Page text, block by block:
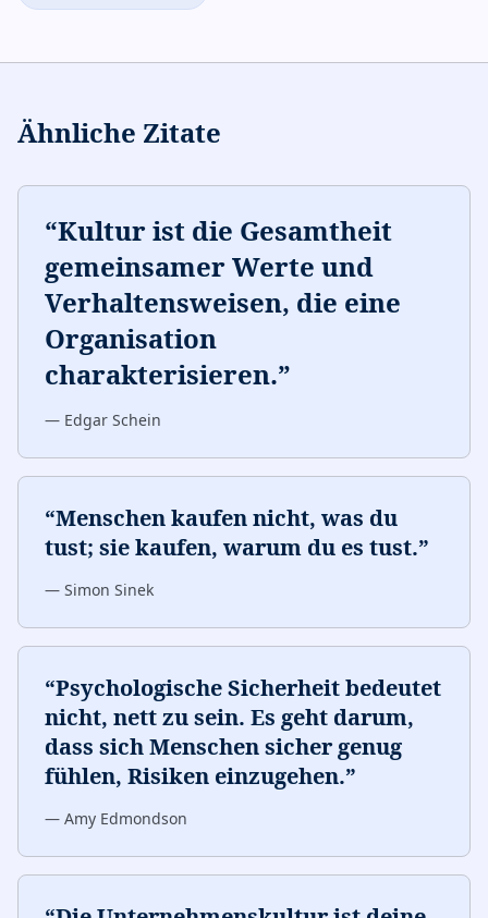
Ähnliche Zitate
“Kultur ist die Gesamtheit
gemeinsamer Werte und
Verhaltensweisen, die eine
Organisation
charakterisieren.”
— Edgar Schein
“Menschen kaufen nicht, was du
tust; sie kaufen, warum du es tust.”
— Simon Sinek
“Psychologische Sicherheit bedeutet
nicht, nett zu sein. Es geht darum,
dass sich Menschen sicher genug
fühlen, Risiken einzugehen.”
— Amy Edmondson